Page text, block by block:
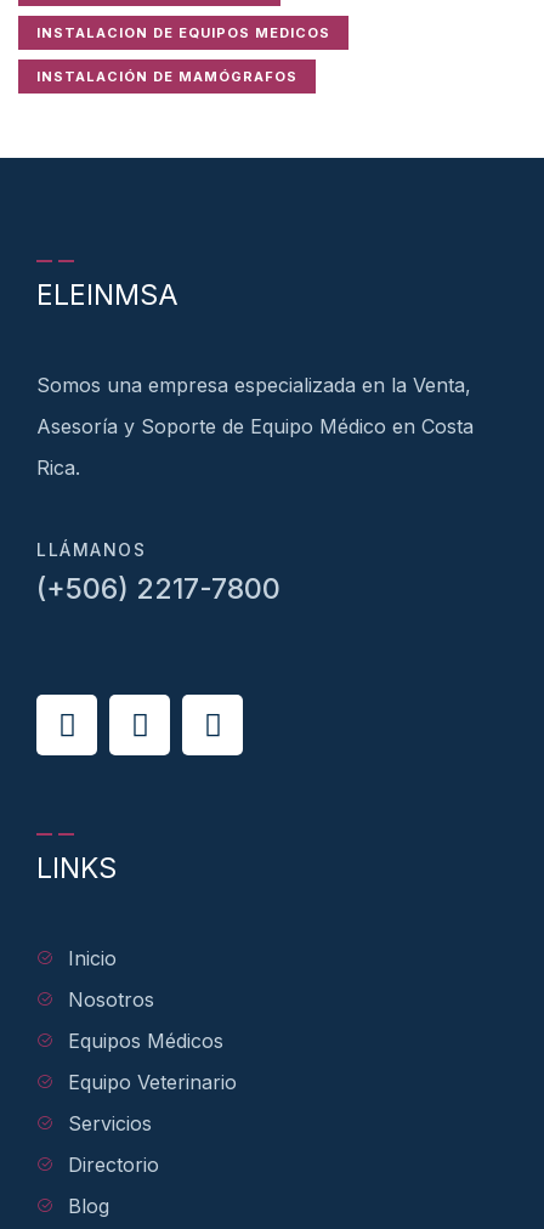
INSTALACION DE EQUIPOS MEDICOS
INSTALACIÓN DE MAMÓGRAFOS
ELEINMSA
Somos una empresa especializada en la Venta,
Asesoría y Soporte de Equipo Médico en Costa
Rica.
LLÁMANOS
(+506) 2217-7800
LINKS
Inicio
Nosotros
Equipos Médicos
Equipo Veterinario
Servicios
Directorio
Blog